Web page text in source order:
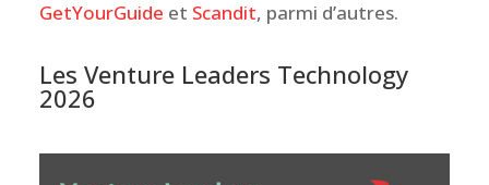
GetYourGuide et Scandit, parmi d’autres.
Les Venture Leaders Technology
2026